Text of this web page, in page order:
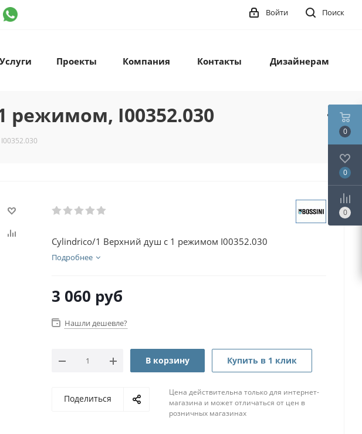
Поиск
Войти
Услуги Проекты Компания Контакты Дизайнерам
режимом, I00352.030
Cylindrico/1 Верхний душ с 1 режимом I00352.030
Подробнее
3 060 руб
Нашли дешевле?
В корзину Купить в 1 клик
Поделиться
Цена действительна только для интернет-
магазина и может отличаться от цен в
розничных магазинах
0
0
0